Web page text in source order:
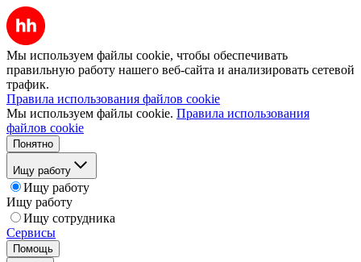
Мы используем файлы cookie, чтобы обеспечивать
правильную работу нашего веб-сайта и анализировать сетевой
трафик.
Правила использования файлов cookie
Мы используем файлы cookie. Правила использования
файлов cookie
Понятно
Ищу работу
Ищу работу
Ищу работу
Ищу сотрудника
Сервисы
Помощь